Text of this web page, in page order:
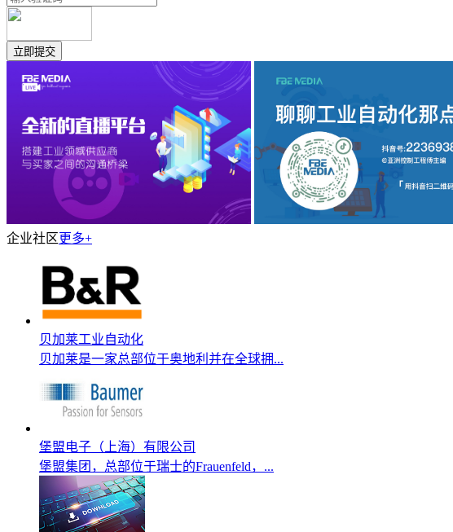
企业社区更多+
贝加莱工业自动化
贝加莱是一家总部位于奥地利并在全球拥...
堡盟电子（上海）有限公司
堡盟集团，总部位于瑞士的Frauenfeld，...